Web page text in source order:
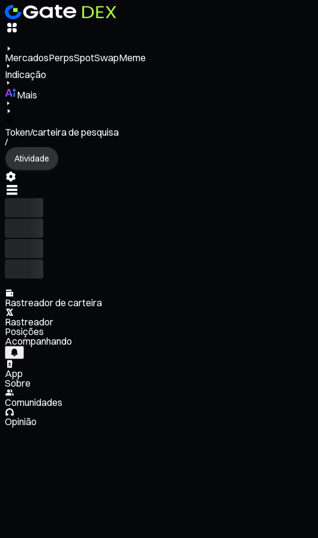
MercadosPerpsSpotSwapMeme
Indicação
Mais
Token/carteira de pesquisa
/
Atividade
Rastreador de carteira
Rastreador
Posições
Acompanhando
App
Sobre
Comunidades
Opinião